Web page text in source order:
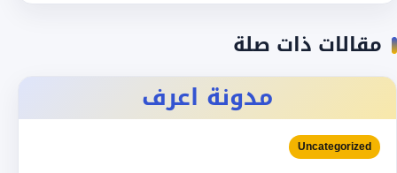
مقالات ذات صلة
مدونة اعرف
Uncategorized